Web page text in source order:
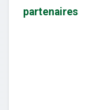
partenaires